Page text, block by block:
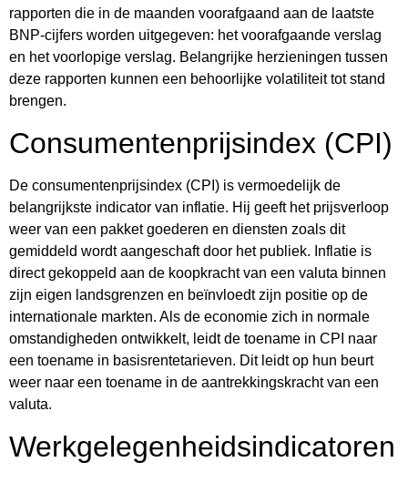
rapporten die in de maanden voorafgaand aan de laatste
BNP-cijfers worden uitgegeven: het voorafgaande verslag
en het voorlopige verslag. Belangrijke herzieningen tussen
deze rapporten kunnen een behoorlijke volatiliteit tot stand
brengen.
Consumentenprijsindex (CPI)
De consumentenprijsindex (CPI) is vermoedelijk de
belangrijkste indicator van inflatie. Hij geeft het prijsverloop
weer van een pakket goederen en diensten zoals dit
gemiddeld wordt aangeschaft door het publiek. Inflatie is
direct gekoppeld aan de koopkracht van een valuta binnen
zijn eigen landsgrenzen en beïnvloedt zijn positie op de
internationale markten. Als de economie zich in normale
omstandigheden ontwikkelt, leidt de toename in CPI naar
een toename in basisrentetarieven. Dit leidt op hun beurt
weer naar een toename in de aantrekkingskracht van een
valuta.
Werkgelegenheidsindicatoren